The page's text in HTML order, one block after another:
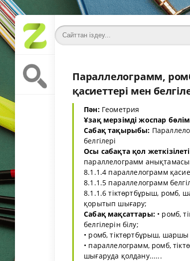
Параллелограмм,
қасиеттері мен
Пән:Геометрия
Ұзақ мерзімді жоспар
Сабақ тақырыбы:
белгілері
Осы сабақта қол
параллелограмм
8.1.1.4 параллелограмм
8.1.1.5 параллелограмм
8.1.1.6 тіктөртбұрыш, ромб,
қорытып шығару;
Сабақ мақсаттары:• ромб,
белгілерін білу;
• ромб, тіктөртбұрыш, шаршы
• параллелограмм, ромб,
шығаруда қолдану......